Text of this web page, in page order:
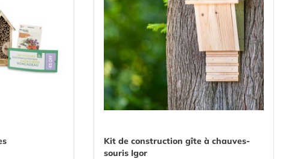
Kit de construction gîte à chauves-
souris Igor